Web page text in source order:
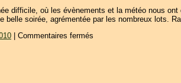
difficile, où les évènements et la météo nous
belle soirée, agrémentée par les nombreux lots.
| Commentaires fermés